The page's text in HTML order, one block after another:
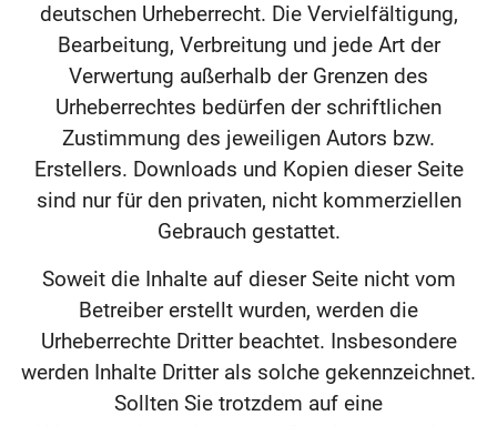
deutschen Urheberrecht. Die Vervielfältigung,
Bearbeitung, Verbreitung und jede Art der
Verwertung außerhalb der Grenzen des
Urheberrechtes bedürfen der schriftlichen
Zustimmung des jeweiligen Autors bzw.
Erstellers. Downloads und Kopien dieser Seite
sind nur für den privaten, nicht kommerziellen
Gebrauch gestattet.
Soweit die Inhalte auf dieser Seite nicht vom
Betreiber erstellt wurden, werden die
Urheberrechte Dritter beachtet. Insbesondere
werden Inhalte Dritter als solche gekennzeichnet.
Sollten Sie trotzdem auf eine